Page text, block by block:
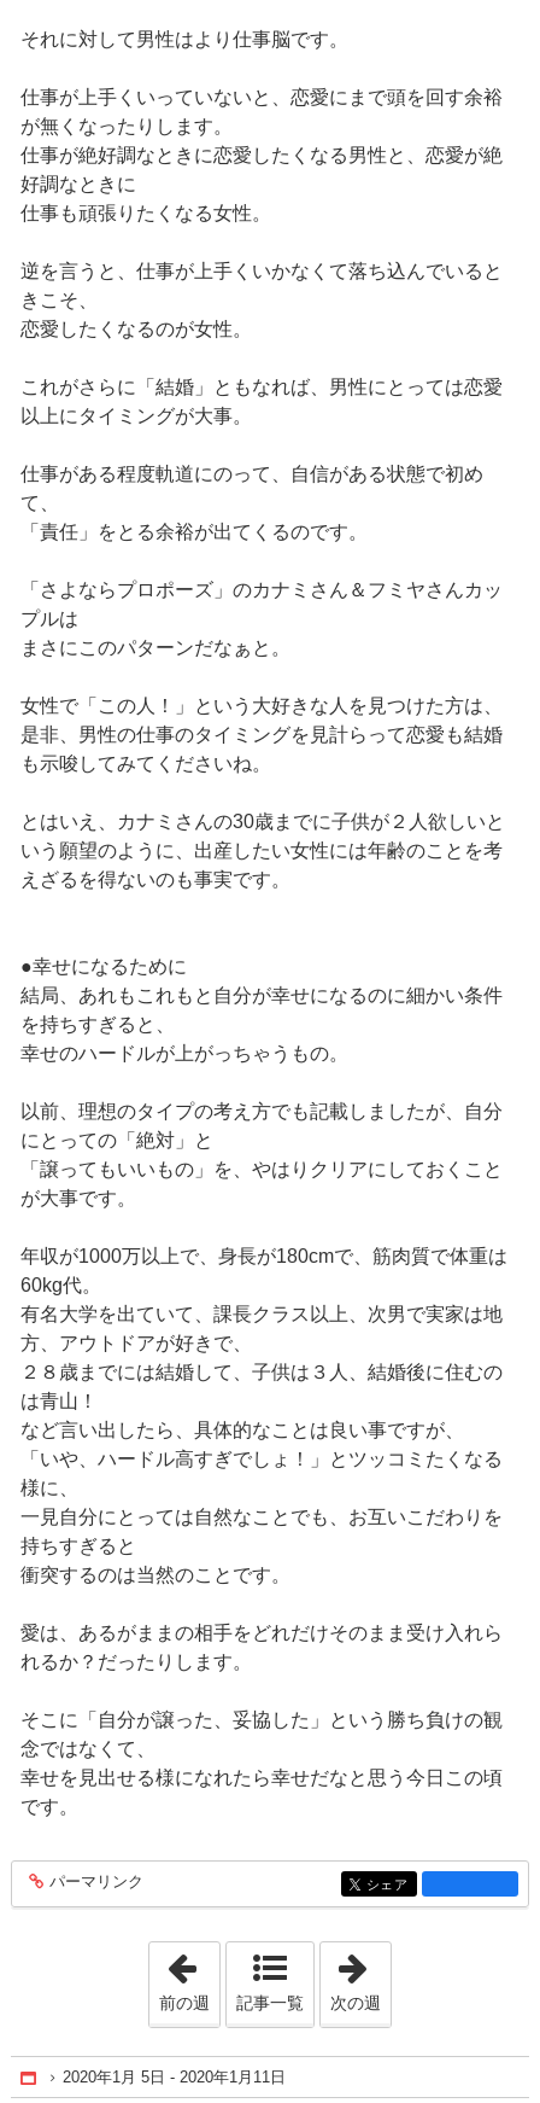
それに対して男性はより仕事脳です。
仕事が上手くいっていないと、恋愛にまで頭を回す余裕
が無くなったりします。
仕事が絶好調なときに恋愛したくなる男性と、恋愛が絶
好調なときに
仕事も頑張りたくなる女性。
逆を言うと、仕事が上手くいかなくて落ち込んでいると
きこそ、
恋愛したくなるのが女性。
これがさらに「結婚」ともなれば、男性にとっては恋愛
以上にタイミングが大事。
仕事がある程度軌道にのって、自信がある状態で初め
て、
「責任」をとる余裕が出てくるのです。
「さよならプロポーズ」のカナミさん＆フミヤさんカッ
プルは
まさにこのパターンだなぁと。
女性で「この人！」という大好きな人を見つけた方は、
是非、男性の仕事のタイミングを見計らって恋愛も結婚
も示唆してみてくださいね。
とはいえ、カナミさんの30歳までに子供が２人欲しいと
いう願望のように、出産したい女性には年齢のことを考
えざるを得ないのも事実です。
●幸せになるために
結局、あれもこれもと自分が幸せになるのに細かい条件
を持ちすぎると、
幸せのハードルが上がっちゃうもの。
以前、理想のタイプの考え方でも記載しましたが、自分
にとっての「絶対」と
「譲ってもいいもの」を、やはりクリアにしておくこと
が大事です。
年収が1000万以上で、身長が180cmで、筋肉質で体重は
60kg代。
有名大学を出ていて、課長クラス以上、次男で実家は地
方、アウトドアが好きで、
２８歳までには結婚して、子供は３人、結婚後に住むの
は青山！
など言い出したら、具体的なことは良い事ですが、
「いや、ハードル高すぎでしょ！」とツッコミたくなる
様に、
一見自分にとっては自然なことでも、お互いこだわりを
持ちすぎると
衝突するのは当然のことです。
愛は、あるがままの相手をどれだけそのまま受け入れら
れるか？だったりします。
そこに「自分が譲った、妥協した」という勝ち負けの観
念ではなくて、
幸せを見出せる様になれたら幸せだなと思う今日この頃
です。
entry1285
パーマリンク entry1285
シェア
「2019年12月29日 - 2020年1月 4日」
前の週 記事一覧 次の週
Home
2020年1月 5日 - 2020年1月11日